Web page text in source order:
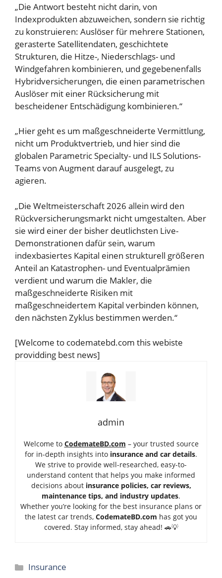
„Die Antwort besteht nicht darin, von
Indexprodukten abzuweichen, sondern sie richtig
zu konstruieren: Auslöser für mehrere Stationen,
gerasterte Satellitendaten, geschichtete
Strukturen, die Hitze-, Niederschlags- und
Windgefahren kombinieren, und gegebenenfalls
Hybridversicherungen, die einen parametrischen
Auslöser mit einer Rücksicherung mit
bescheidener Entschädigung kombinieren.“
„Hier geht es um maßgeschneiderte Vermittlung,
nicht um Produktvertrieb, und hier sind die
globalen Parametric Specialty- und ILS Solutions-
Teams von Augment darauf ausgelegt, zu
agieren.
„Die Weltmeisterschaft 2026 allein wird den
Rückversicherungsmarkt nicht umgestalten. Aber
sie wird einer der bisher deutlichsten Live-
Demonstrationen dafür sein, warum
indexbasiertes Kapital einen strukturell größeren
Anteil an Katastrophen- und Eventualprämien
verdient und warum die Makler, die
maßgeschneiderte Risiken mit
maßgeschneidertem Kapital verbinden können,
den nächsten Zyklus bestimmen werden.“
[Welcome to codematebd.com this webiste
providding best news]
admin
Welcome to CodemateBD.com – your trusted source
for in-depth insights into insurance and car details.
We strive to provide well-researched, easy-to-
understand content that helps you make informed
decisions about insurance policies, car reviews,
maintenance tips, and industry updates.
Whether you’re looking for the best insurance plans or
the latest car trends, CodemateBD.com has got you
covered. Stay informed, stay ahead! 🚗💡
Categories
Insurance